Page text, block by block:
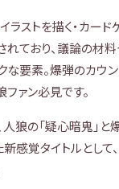
ラストを描く・カー
れており、議論の材
な要素。爆弾のカウ
ァン必見です。
狼の「疑心暗鬼」と
感覚タイトルとして